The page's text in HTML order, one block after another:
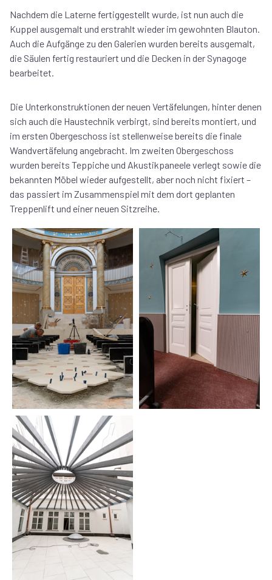
Nachdem die Laterne fertiggestellt wurde, ist nun auch die
Kuppel ausgemalt und erstrahlt wieder im gewohnten Blauton.
Auch die Aufgänge zu den Galerien wurden bereits ausgemalt,
die Säulen fertig restauriert und die Decken in der Synagoge
bearbeitet.
Die Unterkonstruktionen der neuen Vertäfelungen, hinter denen
sich auch die Haustechnik verbirgt, sind bereits montiert, und
im ersten Obergeschoss ist stellenweise bereits die finale
Wandvertäfelung angebracht. Im zweiten Obergeschoss
wurden bereits Teppiche und Akustikpaneele verlegt sowie die
bekannten Möbel wieder aufgestellt, aber noch nicht fixiert –
das passiert im Zusammenspiel mit dem dort geplanten
Treppenlift und einer neuen Sitzreihe.